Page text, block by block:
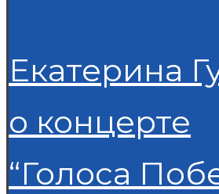
Екатерина
о концерте
“Голоса